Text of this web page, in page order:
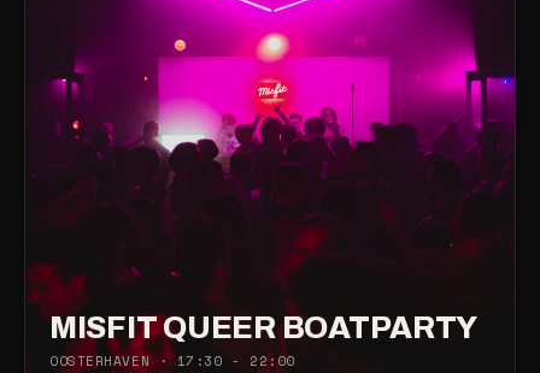
MISFIT QUEER BOATPARTY
OOSTERHAVEN · 17:30 - 22:00